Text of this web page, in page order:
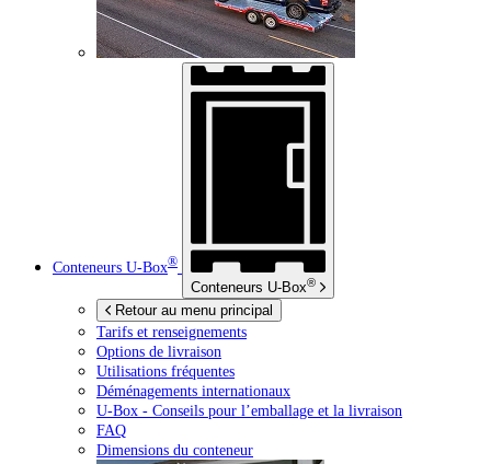
Conteneurs U-Box®
Conteneurs U-Box®
Retour au menu principal
Tarifs et renseignements
Options de livraison
Utilisations fréquentes
Déménagements internationaux
U-Box - Conseils pour l’emballage et la livraison
FAQ
Dimensions du conteneur